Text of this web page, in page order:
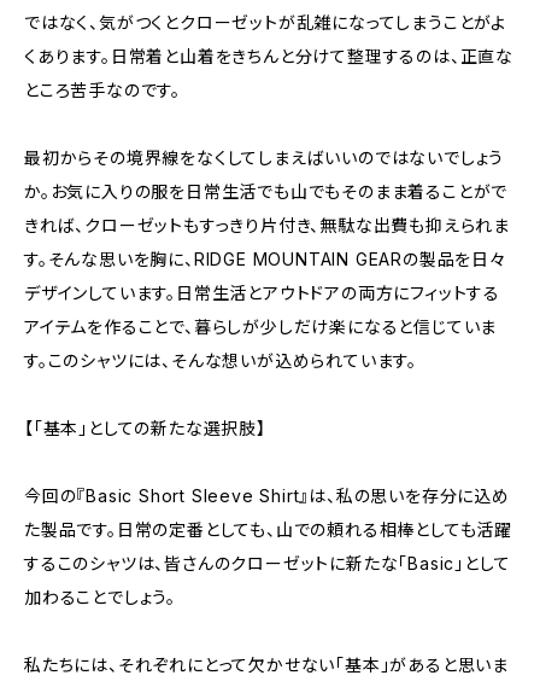
ではなく、気がつくとクローゼットが乱雑になってしまうことがよ
くあります。日常着と山着をきちんと分けて整理するのは、正直な
ところ苦手なのです。
最初からその境界線をなくしてしまえばいいのではないでしょう
か。お気に入りの服を日常生活でも山でもそのまま着ることがで
きれば、クローゼットもすっきり片付き、無駄な出費も抑えられま
す。そんな思いを胸に、RIDGE MOUNTAIN GEARの製品を日々
デザインしています。日常生活とアウトドアの両方にフィットする
アイテムを作ることで、暮らしが少しだけ楽になると信じていま
す。このシャツには、そんな想いが込められています。
【「基本」としての新たな選択肢】
今回の『Basic Short Sleeve Shirt』は、私の思いを存分に込め
た製品です。日常の定番としても、山での頼れる相棒としても活躍
するこのシャツは、皆さんのクローゼットに新たな「Basic」として
加わることでしょう。
私たちには、それぞれにとって欠かせない「基本」があると思いま